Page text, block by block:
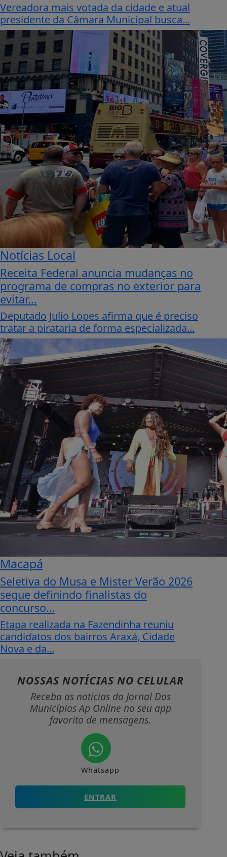
Vereadora mais votada da cidade e atual
presidente da Câmara Municipal busca...
Notícias Local
Receita Federal anuncia mudanças no
programa de compras no exterior para
evitar...
Deputado Julio Lopes afirma que é preciso
tratar a pirataria de forma especializada...
Macapá
Seletiva do Musa e Mister Verão 2026
segue definindo finalistas do
concurso...
Etapa realizada na Fazendinha reuniu
candidatos dos bairros Araxá, Cidade
Nova e da...
NOSSAS NOTÍCIAS NO CELULAR
Receba as notícias do Jornal Dos
Municípios Ap Online no seu app
favorito de mensagens.
Whatsapp
ENTRAR